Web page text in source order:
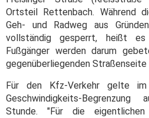
Ortsteil Rettenbach. Während
Geh- und Radweg aus
vollständig gesperrt, heißt
Fußgänger werden darum
gegenüberliegenden Straßenseite
Für den Kfz-Verkehr gelte im
Geschwindigkeits-
Stunde. "Für die eigentlichen